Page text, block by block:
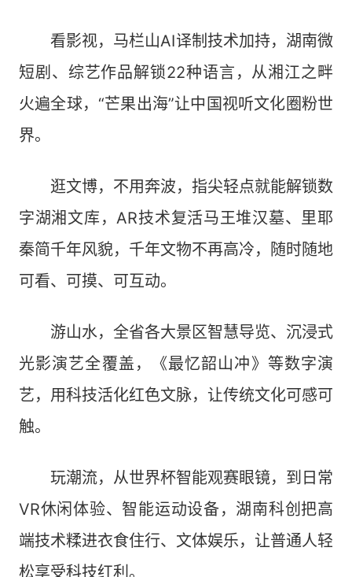
看影视，马栏山AI译制技术加持，湖南微
短剧、综艺作品解锁22种语言，从湘江之畔
火遍全球，“芒果出海”让中国视听文化圈粉世
界。
逛文博，不用奔波，指尖轻点就能解锁数
字湖湘文库，AR技术复活马王堆汉墓、里耶
秦简千年风貌，千年文物不再高冷，随时随地
可看、可摸、可互动。
游山水，全省各大景区智慧导览、沉浸式
光影演艺全覆盖，《最忆韶山冲》等数字演
艺，用科技活化红色文脉，让传统文化可感可
触。
玩潮流，从世界杯智能观赛眼镜，到日常
VR休闲体验、智能运动设备，湖南科创把高
端技术糅进衣食住行、文体娱乐，让普通人轻
松享受科技红利。